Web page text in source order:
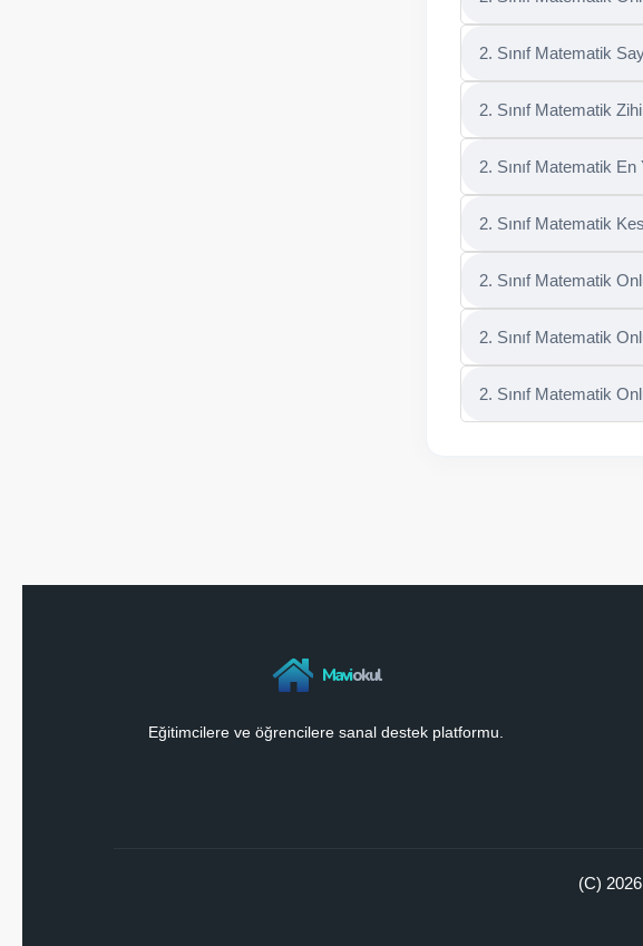
2. Sınıf Matematik
2. Sınıf Matematik
2. Sınıf Matematik
2. Sınıf Matematik
2. Sınıf Matematik
2. Sınıf Matematik
2. Sınıf Matematik
Maviokul
Eğitimcilere ve öğrencilere sanal destek platformu.
(C)